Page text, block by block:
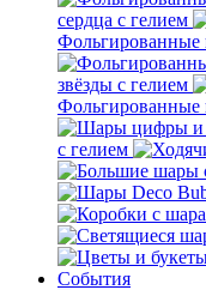
сердца с гелием
Фольгированные
звёзды с гелием
Фольгированные
с гелием
События